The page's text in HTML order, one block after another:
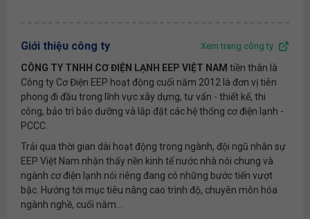
Giới thiệu công ty Xem trang công ty
CÔNG TY TNHH CƠ ĐIỆN LẠNH EEP VIỆT NAM tiền thân là
Công ty Cơ Điện EEP hoạt động cuối năm 2012 là đơn vị tiên
phong đi đầu trong lĩnh vực xây dựng, tư vấn - thiết kế, thi
công, bảo trì bảo dưỡng và lắp đặt các hệ thống cơ điện lạnh -
PCCC.
Trải qua thời gian dài hoạt động trong ngành, đội ngũ nhân sự
EEP Việt Nam nhận thấy nền kinh tế nước nhà nói chung và
ngành cơ điện lạnh nói riêng đang có những bước tiến vượt
bậc. Hướng tới mục tiêu nâng cao trình độ, chuyên môn hóa
ngành nghề, cuối năm...